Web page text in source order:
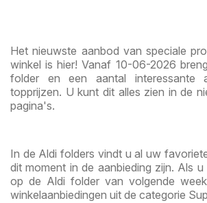
Het nieuwste aanbod van speciale
winkel is hier! Vanaf 10-06-2026
folder en een aantal interessante
topprijzen. U kunt dit alles zien in de
pagina's.
In de Aldi folders vindt u al uw
dit moment in de aanbieding zijn. Als
op de Aldi folder van volgende
winkelaanbiedingen uit de categorie